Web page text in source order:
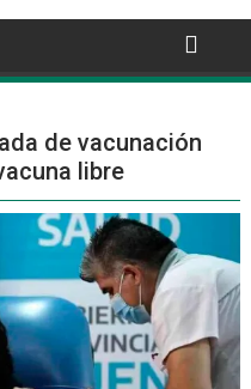
de vacunación
libre